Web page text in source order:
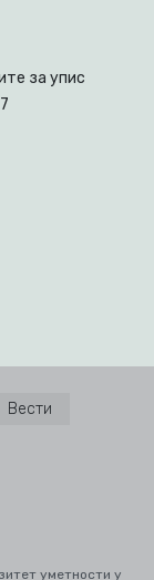
за упис
Вести
уметности у